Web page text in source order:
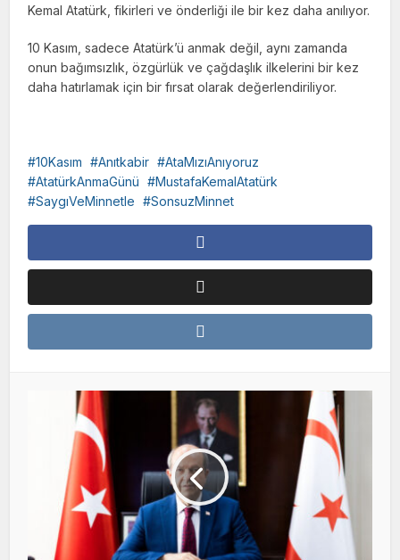
Kemal Atatürk, fikirleri ve önderliği ile bir kez daha anılıyor.
10 Kasım, sadece Atatürk’ü anmak değil, aynı zamanda
onun bağımsızlık, özgürlük ve çağdaşlık ilkelerini bir kez
daha hatırlamak için bir fırsat olarak değerlendiriliyor.
10Kasım Anıtkabir
AtaMızıAnıyoruz
AtatürkAnmaGünü
MustafaKemalAtatürk
SaygıVeMinnetle
SonsuzMinnet